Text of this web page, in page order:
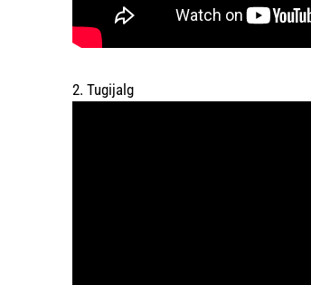
2. Tugijalg